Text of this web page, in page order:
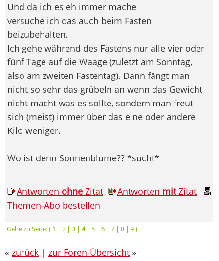
Und da ich es eh immer mache
versuche ich das auch beim Fasten
beizubehalten.
Ich gehe während des Fastens nur alle vier oder
fünf Tage auf die Waage (zuletzt am Sonntag,
also am zweiten Fastentag). Dann fängt man
nicht so sehr das grübeln an wenn das Gewicht
nicht macht was es sollte, sondern man freut
sich (meist) immer über das eine oder andere
Kilo weniger.
Wo ist denn Sonnenblume?? *sucht*
Antworten ohne Zitat Antworten mitZitat
Themen-Abo bestellen
Gehe zu Seite: ( 1 | 2 | 3 | 4| 5 | 6 | 7 | 8 | 9)
« zurück | zur Foren-Übersicht »